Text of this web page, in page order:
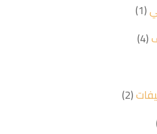
(1)
(4)
(2)